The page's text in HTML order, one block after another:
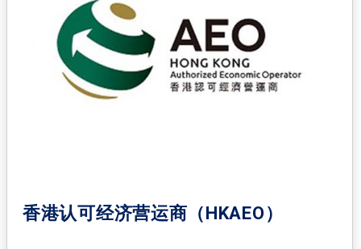
香港认可经济营运商（HKAEO）